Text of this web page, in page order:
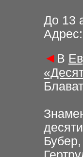
До 13
◄ В